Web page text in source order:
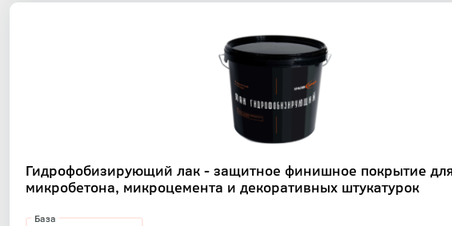
Гидрофобизирующий лак - защитное финишное покрытие
микробетона, микроцемента и декоративных штукатурок
База